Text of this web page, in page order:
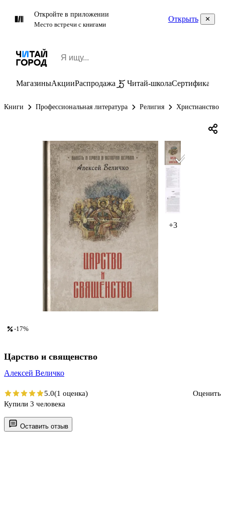
Откройте в приложении
Место встречи с книгами
Открыть
МагазиныАкцииРаспродажа Читай-школаСертификаты
Книги Профессиональная литература Религия Христианство
+3
Оставить отзыв
-17%
Царство и священство
Алексей Величко
5.0(1 оценка)
Оценить
Купили 3 человека